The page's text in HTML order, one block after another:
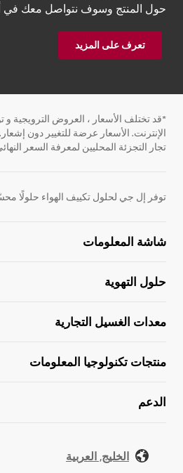
حول المنتج وسوف نتواصل معك
تعرف على المزيد
*قد تختلف الأسعار ، العروض الترويجية
الإنترنت. الأسعار عرضة للتغيير دون
تجار التجزئة المحليين لمعرفة السعر
شاشة المعلومات
حلول التهوية
معدات الغسيل التجارية
منتجات تكنولوجيا المعلومات
الدعم
الخليج, العربية